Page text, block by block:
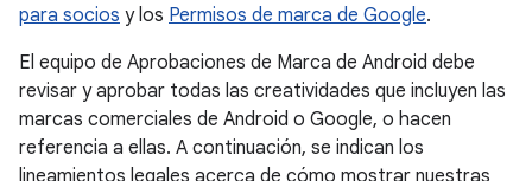
para socios y los Permisos de marca de Google.
El equipo de Aprobaciones de Marca de Android debe
revisar y aprobar todas las creatividades que incluyen las
marcas comerciales de Android o Google, o hacen
referencia a ellas. A continuación, se indican los
lineamientos legales acerca de cómo mostrar nuestras